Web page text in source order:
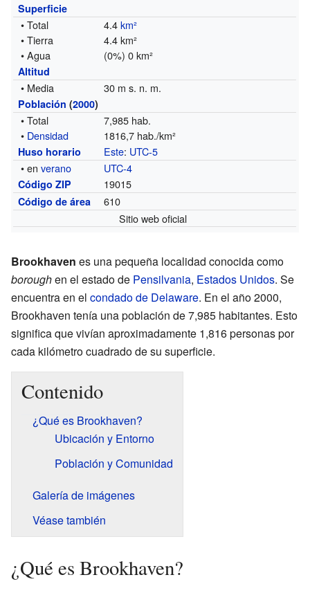
Superficie
• Total 4.4km²
• Tierra
4.4 km²
• Agua
(0%) 0 km²
Altitud
• Media 30 m s. n. m.
Población (2000)
• Total
7,985 hab.
• Densidad 1816,7 hab./km²
Huso horario Este: UTC-5
• enverano UTC-4
Código ZIP 19015
Código de área
610
Sitio web oficial
Brookhaven es una pequeña localidad conocida como
boroughen el estado de Pensilvania, Estados Unidos. Se
encuentra en el condado de Delaware. En el año 2000,
Brookhaven tenía una población de 7,985 habitantes. Esto
significa que vivían aproximadamente 1,816 personas por
cada kilómetro cuadrado de su superficie.
Contenido
¿Qué es Brookhaven?
Ubicación y Entorno
Población y Comunidad
Galería de imágenes
Véase también
¿Qué es Brookhaven?